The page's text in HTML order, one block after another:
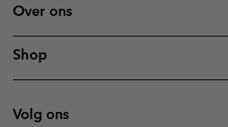
Over ons
Shop
Volg ons